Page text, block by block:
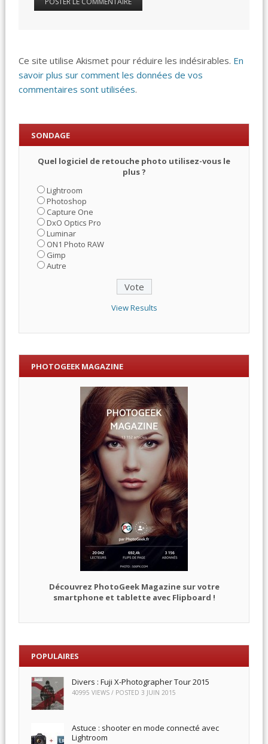
Ce site utilise Akismet pour réduire les indésirables. En
savoir plus sur comment les données de vos
commentaires sont utilisées.
SONDAGE
Quel logiciel de retouche photo utilisez-vous le
plus ?
Lightroom
Photoshop
Capture One
DxO Optics Pro
Luminar
ON1 Photo RAW
Gimp
Autre
View Results
PHOTOGEEK MAGAZINE
Découvrez PhotoGeek Magazine sur votre
smartphone et tablette avec Flipboard !
POPULAIRES
Divers : Fuji X-Photographer Tour 2015
40995 VIEWS / POSTED 3 JUIN 2015
Astuce : shooter en mode connecté avec
Lightroom